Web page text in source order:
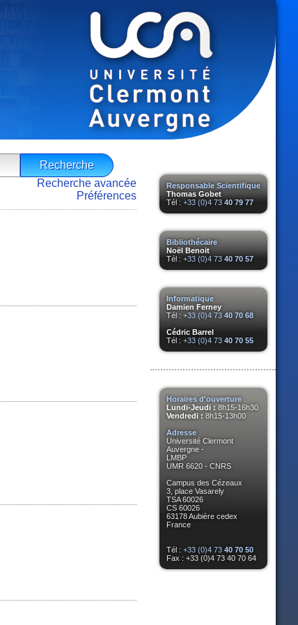
Responsable Scientifique
Thomas Gobet
Tél : +33 (0)4 73 40 79 77
Bibliothécaire
Noël Benoit
Tél : +33 (0)4 73 40 70 57
Informatique
Damien Ferney
Tél : +33 (0)4 73 40 70 68
Cédric Barrel
Tél : +33 (0)4 73 40 70 55
Horaires d'ouverture
Lundi-Jeudi : 8h15-16h30
Vendredi : 8h15-13h00
Adresse
Université Clermont
Auvergne -
LMBP
UMR 6620 - CNRS
Campus des Cézeaux
3, place Vasarely
TSA 60026
CS 60026
63178 Aubière cedex
France
Tél : +33 (0)4 73 40 70 50
Fax : +33 (0)4 73 40 70 64
Recherche avancée
Préférences